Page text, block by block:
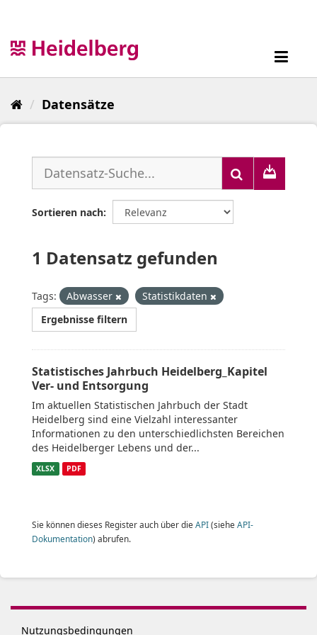
Datensätze
Sortieren nach
1 Datensatz gefunden
Tags: Abwasser
Statistikdaten
Ergebnisse filtern
Statistisches Jahrbuch Heidelberg_Kapitel
Ver- und Entsorgung
Im aktuellen Statistischen Jahrbuch der Stadt
Heidelberg sind eine Vielzahl interessanter
Informationen zu den unterschiedlichsten Bereichen
des Heidelberger Lebens und der...
XLSX PDF
Sie können dieses Register auch über die API(siehe API-
Dokumentation) abrufen.
Nutzungsbedingungen